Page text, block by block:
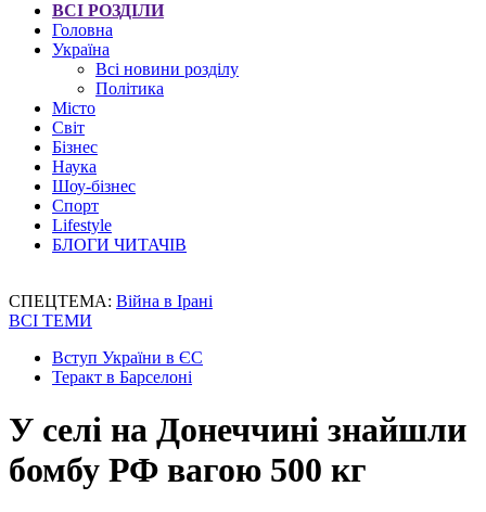
ВСІ РОЗДІЛИ
Головна
Україна
Всі новини розділу
Політика
Місто
Світ
Бізнес
Наука
Шоу-бізнес
Спорт
Lifestyle
БЛОГИ ЧИТАЧІВ
СПЕЦТЕМА: Війна в Ірані
ВСІ ТЕМИ
Вступ України в ЄС
Теракт в Барселоні
У селі на Донеччині знайшли
бомбу РФ вагою 500 кг